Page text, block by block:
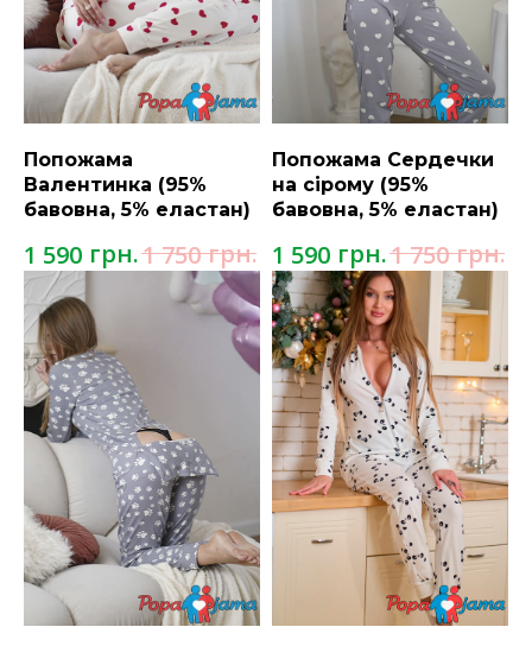
Попожама
Валентинка (95%
бавовна, 5% еластан)
1 590 грн.1 750 грн.
Попожама Сердечки
на сірому (95%
бавовна, 5% еластан)
1 590 грн.1 750 грн.